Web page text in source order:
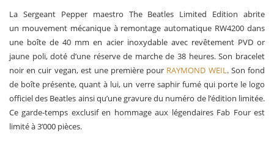
La Sergeant Pepper maestro The Beatles Limited Edition abrite
un mouvement mécanique à remontage automatique RW4200 dans
une boîte de 40 mm en acier inoxydable avec revêtement PVD or
jaune poli, doté d’une réserve de marche de 38 heures. Son bracelet
noir en cuir vegan, est une première pour RAYMOND WEIL. Son fond
de boîte présente, quant à lui, un verre saphir fumé qui porte le logo
officiel des Beatles ainsi qu’une gravure du numéro de l’édition limitée.
Ce garde-temps exclusif en hommage aux légendaires Fab Four est
limité à 3’000 pièces.